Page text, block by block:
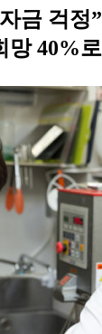
금 걱
망 40%